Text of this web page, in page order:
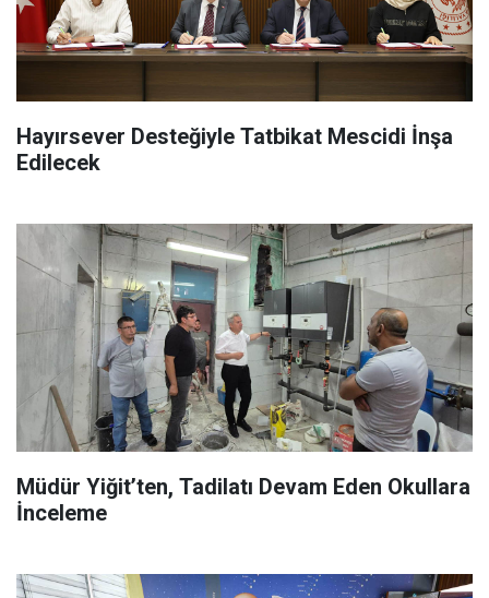
Hayırsever Desteğiyle Tatbikat Mescidi İnşa
Edilecek
Müdür Yiğit’ten, Tadilatı Devam Eden Okullara
İnceleme